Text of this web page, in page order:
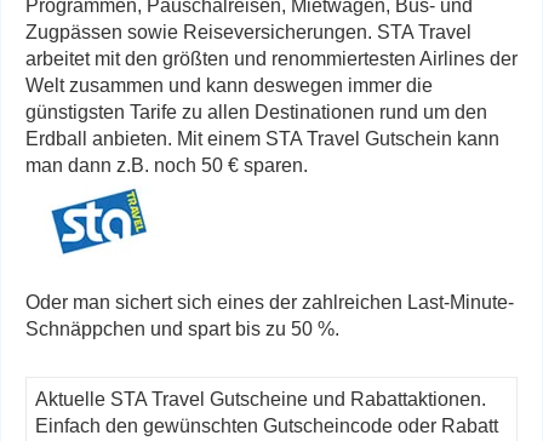
Programmen, Pauschalreisen, Mietwagen, Bus- und
Zugpässen sowie Reiseversicherungen. STA Travel
arbeitet mit den größten und renommiertesten Airlines der
Welt zusammen und kann deswegen immer die
günstigsten Tarife zu allen Destinationen rund um den
Erdball anbieten. Mit einem STA Travel Gutschein kann
man dann z.B. noch 50 € sparen.
Oder man sichert sich eines der zahlreichen Last-Minute-
Schnäppchen und spart bis zu 50 %.
Aktuelle STA Travel Gutscheine und Rabattaktionen.
Einfach den gewünschten Gutscheincode oder Rabatt